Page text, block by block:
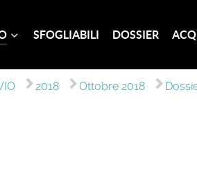
SFOGLIABILI DOSSIER
2018 Ottobre 2018